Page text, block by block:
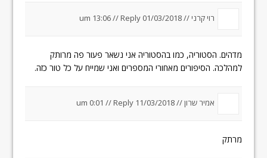
רוי קרני //01/03/2018 um 13:06
//Reply
מדהים. הסטוריה, כמו בהסטוריה אני נשאר פעור פה מרותק
למהלכה. הסיפורים מאחורי המספרים ואני שמייח על כל טור כזה.
אמיר שרון //11/03/2018 um 0:01
//Reply
מרתק